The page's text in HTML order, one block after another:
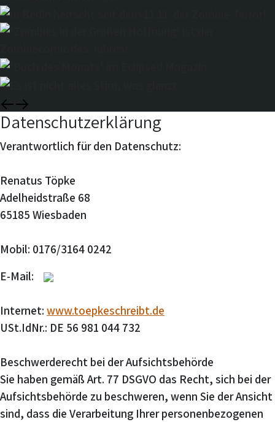
Datenschutzerklärung
Verantwortlich für den Datenschutz:
Renatus Töpke
Adelheidstraße 68
65185 Wiesbaden
Mobil: 0176/3164 0242
E-Mail:
Internet: www.toepkeschreibt.de
USt.IdNr.: DE 56 981 044 732
Beschwerderecht bei der Aufsichtsbehörde
Sie haben gemäß Art. 77 DSGVO das Recht, sich bei der
Aufsichtsbehörde zu beschweren, wenn Sie der Ansicht
sind, dass die Verarbeitung Ihrer personenbezogenen